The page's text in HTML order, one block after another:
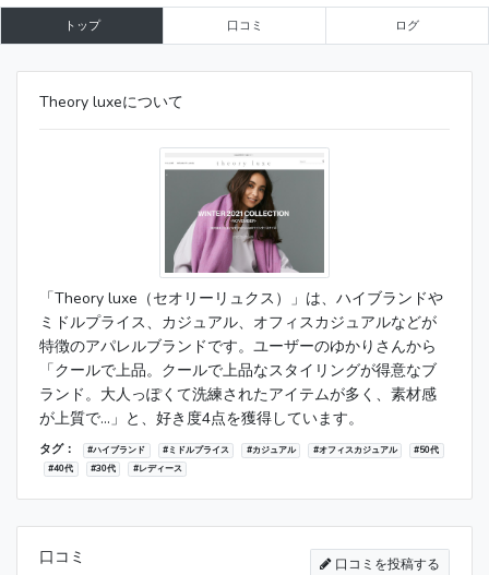
トップ 口コミ ログ
Theory luxeについて
「Theory luxe（セオリーリュクス）」は、ハイブランドや
ミドルプライス、カジュアル、オフィスカジュアルなどが
特徴のアパレルブランドです。ユーザーのゆかりさんから
「クールで上品。クールで上品なスタイリングが得意なブ
ランド。大人っぽくて洗練されたアイテムが多く、素材感
が上質で...」と、好き度4点を獲得しています。
タグ： #ハイブランド #ミドルプライス #カジュアル #オフィスカジュアル
#50代
#40代
#30代 #レディース
口コミを投稿する
口コミ